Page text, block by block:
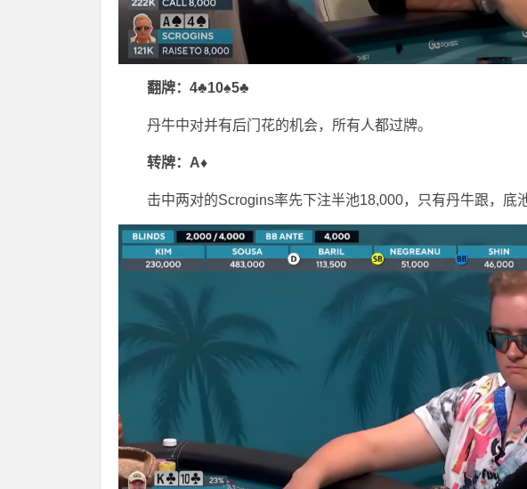
翻牌：4♣10♠5♣
丹牛中对并有后门花的机会，所有人都过牌。
转牌：A♦
击中两对的Scrogins率先下注半池18,000，只有丹牛跟，底